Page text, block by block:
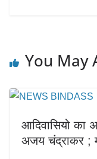
You May
आदिवासियो का
अजय चंद्राकर ;